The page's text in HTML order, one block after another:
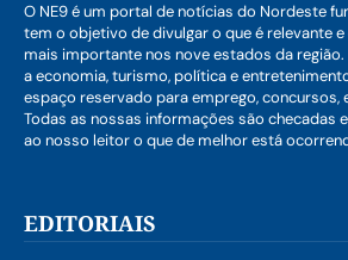
O NE9 é um portal de notícias do Nordeste
tem o objetivo de divulgar o que é relevante
mais importante nos nove estados da
a economia, turismo, política e
espaço reservado para emprego, concursos,
Todas as nossas informações são checadas
ao nosso leitor o que de melhor está
EDITORIAIS